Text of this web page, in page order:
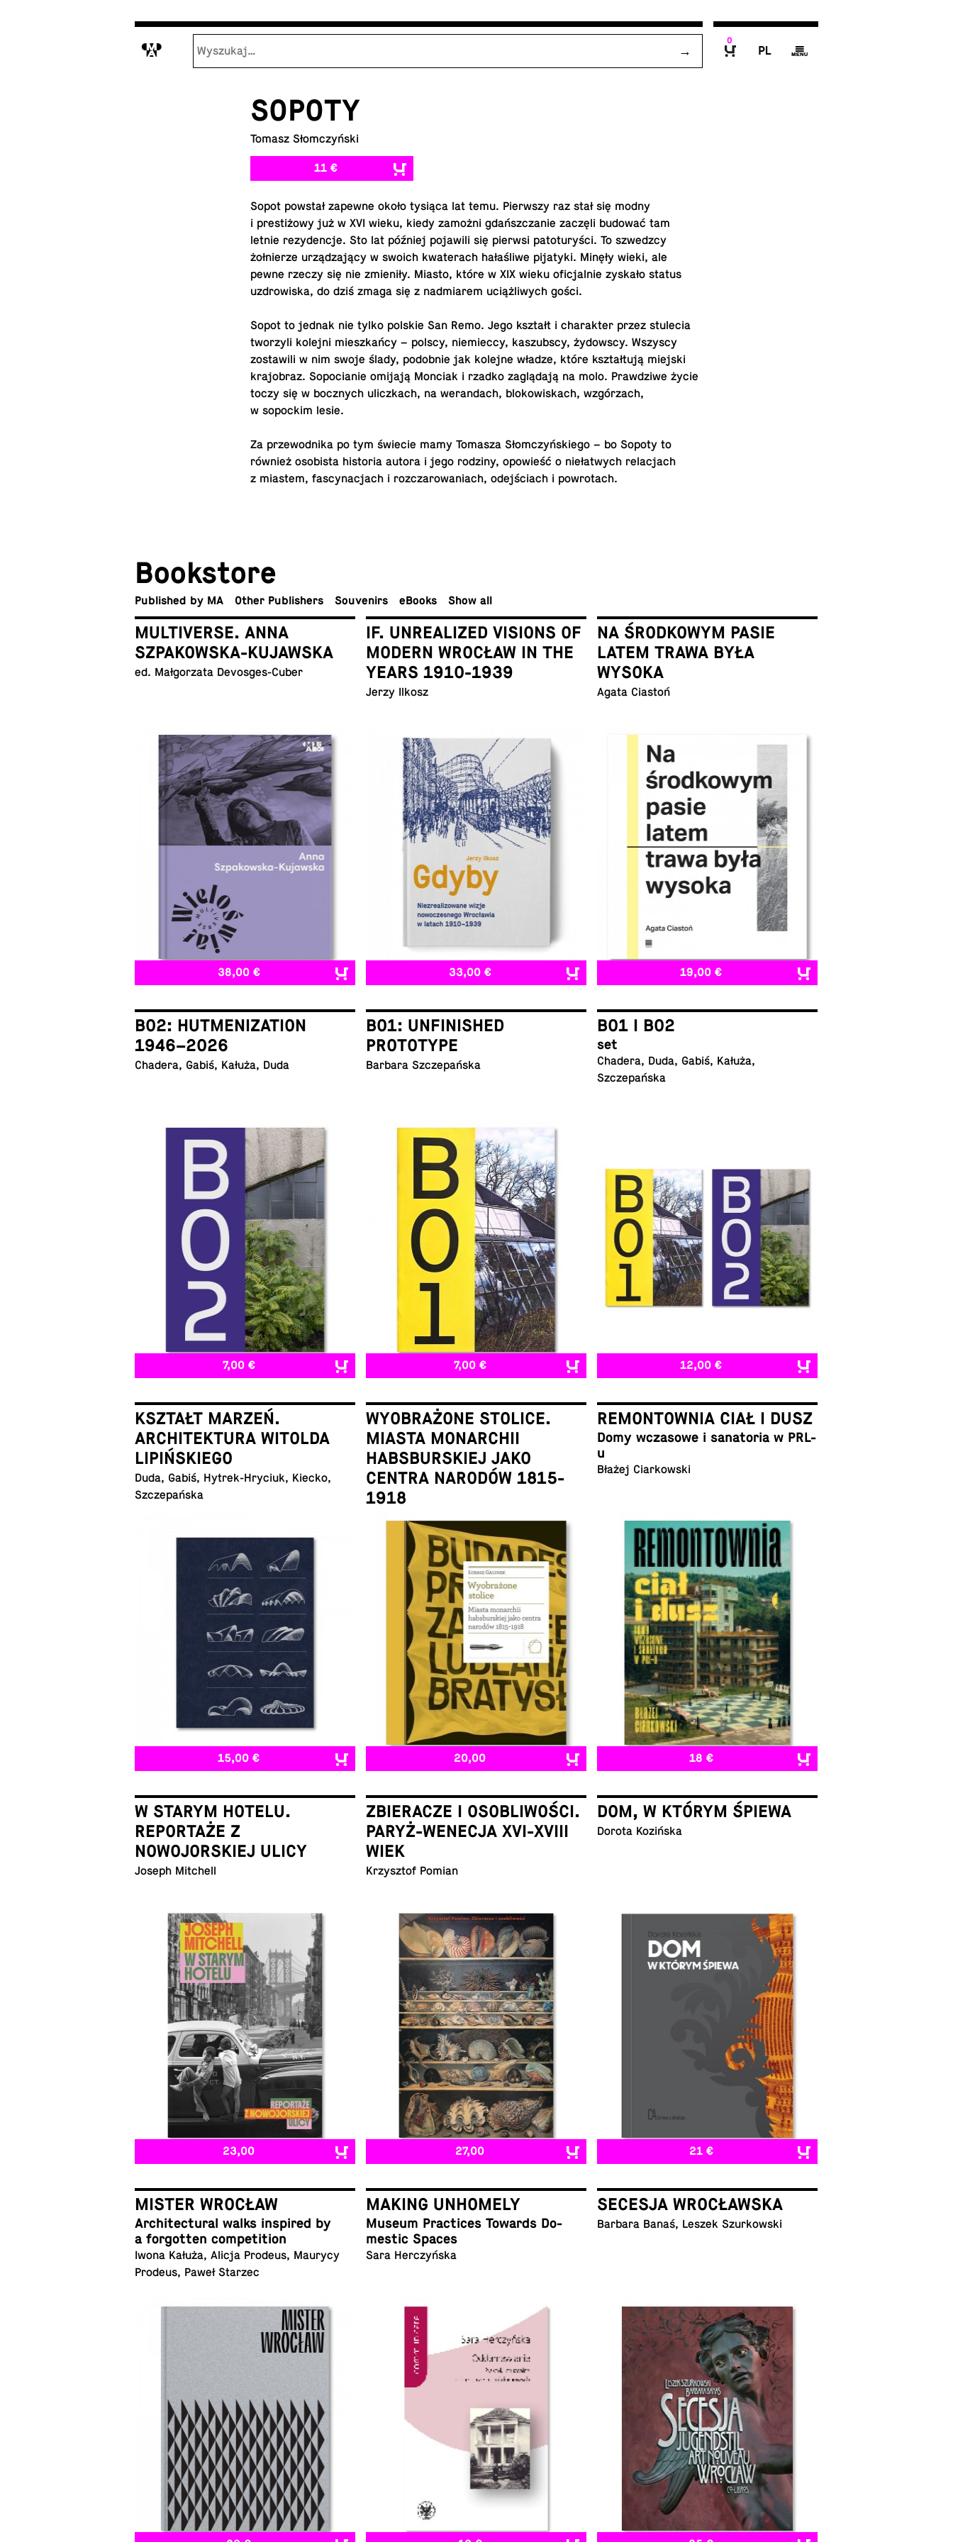
M
0
P g
SOPOTY
Tomasz Słomczyński
11 €
Sopot powstał zapewne około tysiąca lat temu. Pier­wszy raz stał się modny
i prestiżowy już w XVI wieku, kiedy zamożni gdańszczanie zaczęli budować tam
letnie rezy­dencje. Sto lat później po­jaw­ili się pierwsi pa­to­turyści. To szwedzcy
żołnierze urządzający w swoich kwa­t­er­ach hałaśliwe pi­jatyki. Minęły wieki, ale
pewne rzeczy się nie zmieniły. Miasto, które w XIX wieku ofic­jal­nie zyskało status
uzdrowiska, do dziś zmaga się z nad­mi­arem uciążliwych gości.
Sopot to jednak nie tylko polskie San Remo. Jego kształt i charak­ter przez stule­cia
tworzyli kolejni mieszkańcy ­– polscy, niemieccy, kaszub­scy, żydowscy. Wszyscy
zostaw­ili w nim swoje ślady, podob­nie jak kolejne władze, które kształtują miejski
kra­jo­braz. Sopocianie omijają Monciak i rzadko zaglądają na molo. Prawdziwe życie
toczy się w bocznych uliczkach, na weran­dach, blokowiskach, wzgórzach,
w sopockim lesie.
Za prze­wod­nika po tym świecie mamy Tomasza Słomczyńskiego – bo Sopoty to
również os­o­bista his­to­ria autora i jego rodziny, opowieść o niełatwych relac­jach
z miastem, fas­cy­nac­jach i rozczarowa­ni­ach, odejściach i powro­tach.
Book­store
Pub­lished by MA Other Publishers Sou­venirs eBooks Show all
MULTIVERSE. ANNA
SZPAKOWSKA-KUJAWSKA
ed. Małgorzata Devosges-Cuber
38,00 €
IF. UNREALIZED VISIONS OF
MODERN WROCŁAW IN THE
YEARS 1910-1939
Jerzy Ilkosz
33,00 €
NA ŚRODKOWYM PASIE
LATEM TRAWA BYŁA
WYSOKA
Agata Ciastoń
19,00 €
B02: HUTMENIZATION
1946–2026
Chadera, Gabiś, Kałuża, Duda
7,00 €
B01: UNFINISHED
PROTOTYPE
Barbara Szczepańska
7,00 €
B01 I B02
set
Chadera, Duda, Gabiś, Kałuża,
Szczepańska
12,00 €
KSZTAŁT MARZEŃ.
ARCHITEKTURA WITOLDA
LIPIŃSKIEGO
Duda, Gabiś, Hytrek-Hryciuk, Kiecko,
Szczepańska
15,00 €
WYOBRAŻONE STOLICE.
MIASTA MONARCHII
HABSBURSKIEJ JAKO
CENTRA NARODÓW 1815-
1918
Łukasz Galusek
20,00
REMONTOWNIA CIAŁ I DUSZ
Domy wcza­sowe i sana­to­ria w PRL-
u
Błażej Ciarkowski
18 €
W STARYM HOTELU.
REPORTAŻE Z
NOWOJORSKIEJ ULICY
Joseph Mitchell
23,00
ZBIERACZE I OSOBLIWOŚCI.
PARYŻ-WENECJA XVI-XVIII
WIEK
Krzysztof Pomian
27,00
DOM, W KTÓRYM ŚPIEWA
Dorota Kozińska
21 €
MISTER WROCŁAW
Ar­chi­tec­tural walks in­spired by
a for­got­ten competition
Iwona Kałuża, Alicja Prodeus, Maurycy
Prodeus, Paweł Starzec
MAKING UNHOMELY
Museum Prac­tices Towards Do­
mes­tic Spaces
Sara Herczyńska
SECESJA WROCŁAWSKA
Barbara Banaś, Leszek Szurkowski